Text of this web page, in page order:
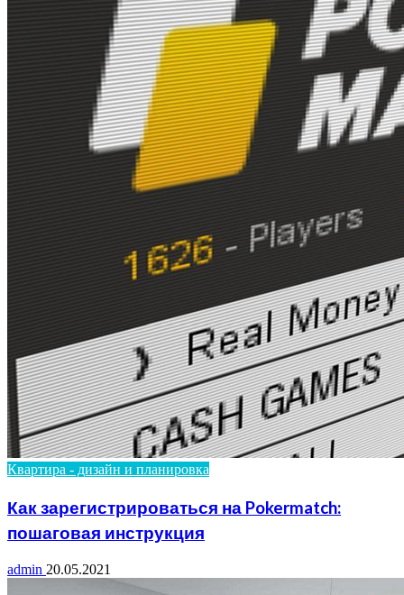
Квартира - дизайн и планировка
Как зарегистрироваться на Pokermatch:
пошаговая инструкция
admin 20.05.2021